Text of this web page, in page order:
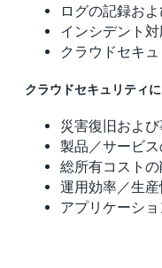
ログの記録お
インシデント対
クラウドセキ
クラウドセキュリティ
災害復旧およ
製品／サービ
総所有コスト
運用効率／生
アプリケーシ